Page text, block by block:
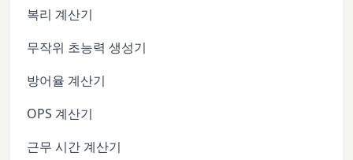
복리 계산기
무작위 초능력 생성기
방어율 계산기
OPS 계산기
근무 시간 계산기